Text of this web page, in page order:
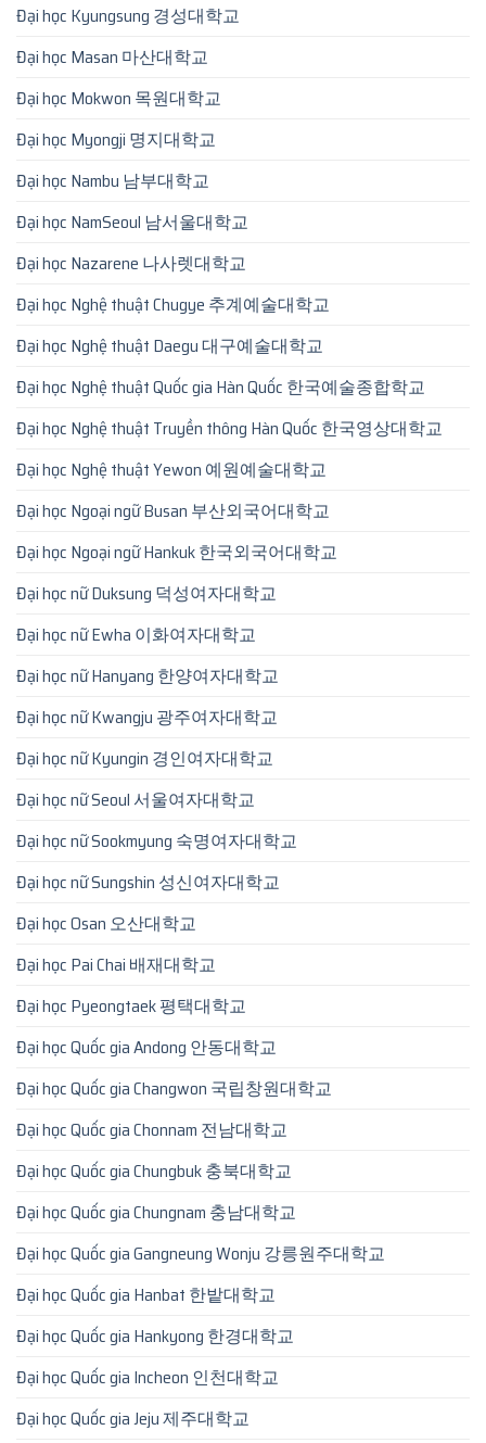
Đại học Kyungsung 경성대학교
Đại học Masan 마산대학교
Đại học Mokwon 목원대학교
Đại học Myongji 명지대학교
Đại học Nambu 남부대학교
Đại học NamSeoul 남서울대학교
Đại học Nazarene 나사렛대학교
Đại học Nghệ thuật Chugye 추계예술대학교
Đại học Nghệ thuật Daegu 대구예술대학교
Đại học Nghệ thuật Quốc gia Hàn Quốc 한국예술종합학교
Đại học Nghệ thuật Truyền thông Hàn Quốc 한국영상대학교
Đại học Nghệ thuật Yewon 예원예술대학교
Đại học Ngoại ngữ Busan 부산외국어대학교
Đại học Ngoại ngữ Hankuk 한국외국어대학교
Đại học nữ Duksung 덕성여자대학교
Đại học nữ Ewha 이화여자대학교
Đại học nữ Hanyang 한양여자대학교
Đại học nữ Kwangju 광주여자대학교
Đại học nữ Kyungin 경인여자대학교
Đại học nữ Seoul 서울여자대학교
Đại học nữ Sookmyung 숙명여자대학교
Đại học nữ Sungshin 성신여자대학교
Đại học Osan 오산대학교
Đại học Pai Chai 배재대학교
Đại học Pyeongtaek 평택대학교
Đại học Quốc gia Andong 안동대학교
Đại học Quốc gia Changwon 국립창원대학교
Đại học Quốc gia Chonnam 전남대학교
Đại học Quốc gia Chungbuk 충북대학교
Đại học Quốc gia Chungnam 충남대학교
Đại học Quốc gia Gangneung Wonju 강릉원주대학교
Đại học Quốc gia Hanbat 한밭대학교
Đại học Quốc gia Hankyong 한경대학교
Đại học Quốc gia Incheon 인천대학교
Đại học Quốc gia Jeju 제주대학교